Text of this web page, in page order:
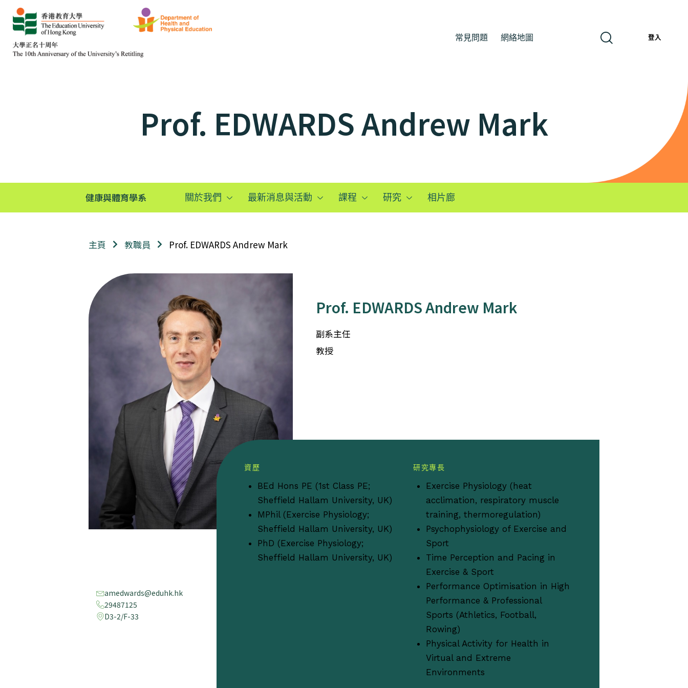
常見問題 網絡地圖 登入
Prof. EDWARDS Andrew Mark
健康與體育學系 關於我們 最新消息與活動 課程 研究 相片廊
主頁 教職員 Prof. EDWARDS Andrew Mark
Prof. EDWARDS Andrew Mark
副系主任
教授
amedwards@eduhk.hk
29487125
D3-2/F-33
資歷
BEd Hons PE (1st Class PE;
Sheffield Hallam University, UK)
MPhil (Exercise Physiology;
Sheffield Hallam University, UK)
PhD (Exercise Physiology;
Sheffield Hallam University, UK)
研究專長
Exercise Physiology (heat
acclimation, respiratory muscle
training, thermoregulation)
Psychophysiology of Exercise and
Sport
Time Perception and Pacing in
Exercise & Sport
Performance Optimisation in High
Performance & Professional
Sports (Athletics, Football,
Rowing)
Physical Activity for Health in
Virtual and Extreme
Environments